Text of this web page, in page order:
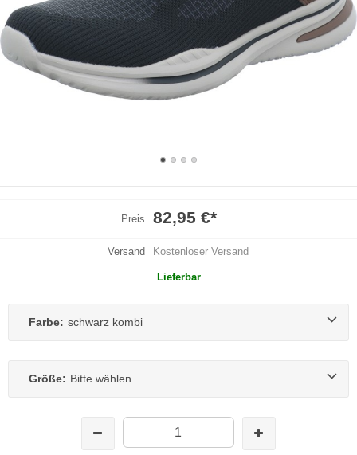
Preis 82,95 €*
Versand Kostenloser Versand
Lieferbar
Farbe: schwarz kombi
Größe: Bitte wählen